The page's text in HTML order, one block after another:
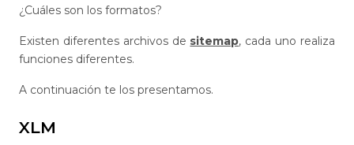
¿Cuáles son los formatos?
Existen diferentes archivos de sitemap, cada uno realiza
funciones diferentes.
A continuación te los presentamos.
XLM